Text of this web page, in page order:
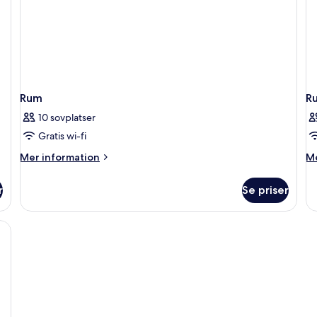
Rum
10 sovplatser
Gratis wi-fi
Mer information
Mer
Se priser